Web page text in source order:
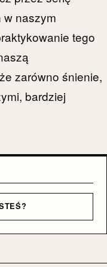
naszym
tego
zarówno śnienie,
bardziej